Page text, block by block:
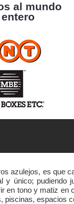
al mundo
entero
azulejos, es que
y único;
en tono y matiz
piscinas, espacios